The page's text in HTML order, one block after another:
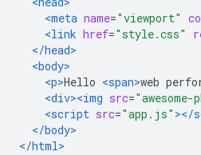
<meta name="viewport"
<link href="style.css"
</head>
<body>
<p>Hello <span>web
<div><img src=
<script src="app.js" ></
</body>
</html>